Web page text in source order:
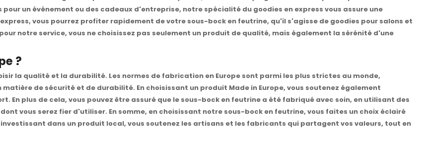
un événement ou des cadeaux d'entreprise, notre spécialité du goodies en express vous assure une
vous pourrez profiter rapidement de votre sous-bock en feutrine, qu'il s'agisse de goodies pour salons et
notre service, vous ne choisissez pas seulement un produit de qualité, mais également la sérénité d'une
?
la qualité et la durabilité. Les normes de fabrication en Europe sont parmi les plus strictes au monde,
de sécurité et de durabilité. En choisissant un produit Made in Europe, vous soutenez également
En plus de cela, vous pouvez être assuré que le sous-bock en feutrine a été fabriqué avec soin, en utilisant des
vous serez fier d'utiliser. En somme, en choisissant notre sous-bock en feutrine, vous faites un choix éclairé
dans un produit local, vous soutenez les artisans et les fabricants qui partagent vos valeurs, tout en